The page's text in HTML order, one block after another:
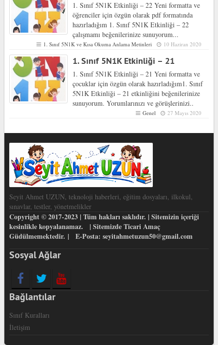
1. Sınıf 5N1K Etkinliği – 22 Yeni formatta ve
öğrenciler için özgün olarak pdf formatında
hazırladığım 1. Sınıf 5N1K Etkinliği – 22
çalışmamı beğenilerinize sunuyorum...
1. Sınıf 5N1K ve Kısa Okuma Anlama Metinleri 10 Haziran 2020
1. Sınıf 5N1K Etkinliği – 21
1. Sınıf 5N1K Etkinliği – 21 Yeni formatta ve
çocuklar için özgün olarak hazırladığım1. Sınıf
5N1K Etkinliği – 21 etkinliğini beğenilerinize
sunuyorum. Yorumlarınızı ve görüşlerinizi..
Genel 27 Mayıs 2020
Seyit Ahmet UZUN, teknoloji haberleri, eğitim dosyaları, ilkokul,
sınavlar, testler, yönetmelikler
Copyright © 2017-2023 | Tüm hakları saklıdır. | Sitemizin içeriği
kesinlikle kopyalanamaz. | Sitemizde Ticari Amaç
Güdülmemektedir. | E-Posta: seyitahmetuzun50@gmail.com
Sosyal Ağlar
Bağlantılar
Sınıf Kuralları
İletişim